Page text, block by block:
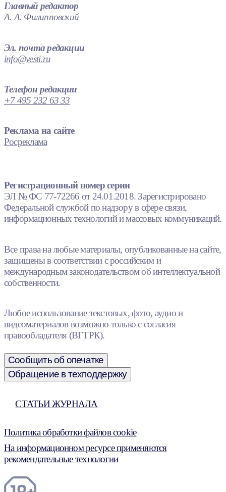
Главный редактор
А. А. Филипповский
Эл. почта редакции
info@vesti.ru
Телефон редакции
+7 495 232 63 33
Реклама на сайте
Росреклама
Регистрационный номер серии
ЭЛ № ФС 77-72266 от 24.01.2018. Зарегистрировано
Федеральной службой по надзору в сфере связи,
информационных технологий и массовых коммуникаций.
Все права на любые материалы, опубликованные на сайте,
защищены в соответствии с российским и
международным законодательством об интеллектуальной
собственности.
Любое использование текстовых, фото, аудио и
видеоматериалов возможно только с согласия
правообладателя (ВГТРК).
Сообщить об опечатке
Обращение в техподдержку
СТАТЬИ ЖУРНАЛА
Политика обработки файлов cookie
На информационном ресурсе применяются
рекомендательные технологии